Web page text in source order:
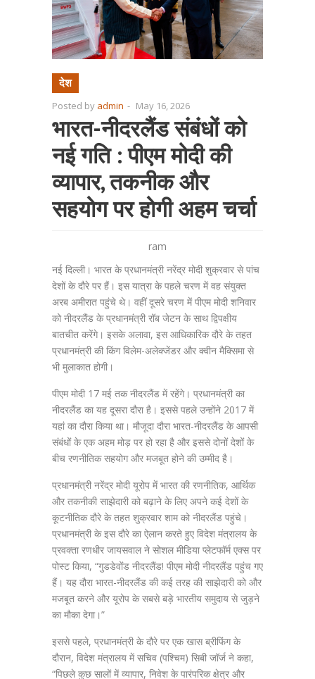
देश
Posted by admin - May 16, 2026
भारत-नीदरलैंड संबंधों को
नई गति : पीएम मोदी की
व्यापार, तकनीक और
सहयोग पर होगी अहम चर्चा
ram
नई दिल्ली। भारत के प्रधानमंत्री नरेंद्र मोदी शुक्रवार से पांच
देशों के दौरे पर हैं। इस यात्रा के पहले चरण में वह संयुक्त
अरब अमीरात पहुंचे थे। वहीं दूसरे चरण में पीएम मोदी शनिवार
को नीदरलैंड के प्रधानमंत्री रॉब जेटन के साथ द्विपक्षीय
बातचीत करेंगे। इसके अलावा, इस आधिकारिक दौरे के तहत
प्रधानमंत्री की किंग विलेम-अलेक्जेंडर और क्वीन मैक्सिमा से
भी मुलाकात होगी।
पीएम मोदी 17 मई तक नीदरलैंड में रहेंगे। प्रधानमंत्री का
नीदरलैंड का यह दूसरा दौरा है। इससे पहले उन्होंने 2017 में
यहां का दौरा किया था। मौजूदा दौरा भारत-नीदरलैंड के आपसी
संबंधों के एक अहम मोड़ पर हो रहा है और इससे दोनों देशों के
बीच रणनीतिक सहयोग और मजबूत होने की उम्मीद है।
प्रधानमंत्री नरेंद्र मोदी यूरोप में भारत की रणनीतिक, आर्थिक
और तकनीकी साझेदारी को बढ़ाने के लिए अपने कई देशों के
कूटनीतिक दौरे के तहत शुक्रवार शाम को नीदरलैंड पहुंचे।
प्रधानमंत्री के इस दौरे का ऐलान करते हुए विदेश मंत्रालय के
प्रवक्ता रणधीर जायसवाल ने सोशल मीडिया प्लेटफॉर्म एक्स पर
पोस्ट किया, “गुडडेवोंड नीदरलैंड! पीएम मोदी नीदरलैंड पहुंच गए
हैं। यह दौरा भारत-नीदरलैंड की कई तरह की साझेदारी को और
मजबूत करने और यूरोप के सबसे बड़े भारतीय समुदाय से जुड़ने
का मौका देगा।”
इससे पहले, प्रधानमंत्री के दौरे पर एक खास ब्रीफिंग के
दौरान, विदेश मंत्रालय में सचिव (पश्चिम) सिबी जॉर्ज ने कहा,
“पिछले कुछ सालों में व्यापार, निवेश के पारंपरिक क्षेत्र और